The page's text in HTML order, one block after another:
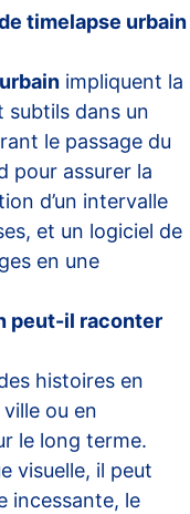
timelapse urbain
impliquent la
subtils dans un
le passage du
pour assurer la
d’un intervalle
et un logiciel de
en une
peut-il raconter
histoires en
ou en
le long terme.
visuelle, il peut
incessante, le